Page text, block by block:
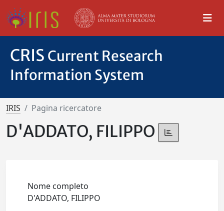
CRIS Current Research
Information System
IRIS Pagina ricercatore
D'ADDATO, FILIPPO
Nome completo
D'ADDATO, FILIPPO